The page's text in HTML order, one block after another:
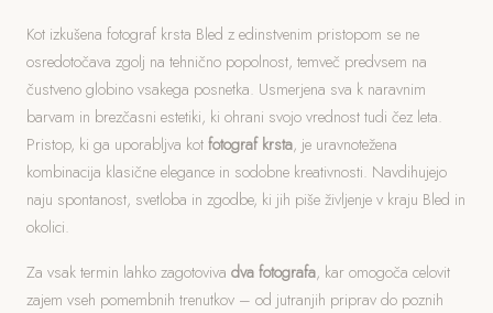
Kot izkušena fotograf krsta Bled z edinstvenim pristopom se ne
osredotočava zgolj na tehnično popolnost, temveč predvsem na
čustveno globino vsakega posnetka. Usmerjena sva k naravnim
barvam in brezčasni estetiki, ki ohrani svojo vrednost tudi čez leta.
Pristop, ki ga uporabljva kot fotograf krsta, je uravnotežena
kombinacija klasične elegance in sodobne kreativnosti. Navdihujejo
naju spontanost, svetloba in zgodbe, ki jih piše življenje v kraju Bled in
okolici.
Za vsak termin lahko zagotoviva dva fotografa, kar omogoča celovit
zajem vseh pomembnih trenutkov – od jutranjih priprav do poznih